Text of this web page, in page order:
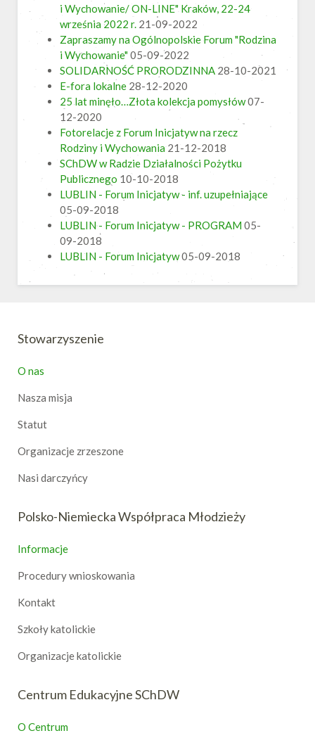
i Wychowanie/ ON-LINE" Kraków, 22-24
września 2022 r. 21-09-2022
Zapraszamy na Ogólnopolskie Forum "Rodzina
i Wychowanie" 05-09-2022
SOLIDARNOŚĆ PRORODZINNA 28-10-2021
E-fora lokalne 28-12-2020
25 lat minęło…Złota kolekcja pomysłów07-
12-2020
Fotorelacje z Forum Inicjatyw na rzecz
Rodziny i Wychowania 21-12-2018
SChDW w Radzie Działalności Pożytku
Publicznego 10-10-2018
LUBLIN - Forum Inicjatyw - inf. uzupełniające
05-09-2018
LUBLIN - Forum Inicjatyw - PROGRAM 05-
09-2018
LUBLIN - Forum Inicjatyw05-09-2018
Stowarzyszenie
O nas
Nasza misja
Statut
Organizacje zrzeszone
Nasi darczyńcy
Polsko-Niemiecka Współpraca Młodzieży
Informacje
Procedury wnioskowania
Kontakt
Szkoły katolickie
Organizacje katolickie
Centrum Edukacyjne SChDW
O Centrum